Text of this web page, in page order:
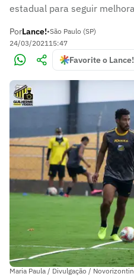
estadual para seguir
PorLance!•São Paulo (SP)
24/03/202115:47
Favorite o
Maria Paula / Divulgação /